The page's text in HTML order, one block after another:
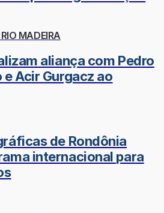
MADEIRA
aliança com Pedro
Acir Gurgacz ao
de Rondônia
internacional para